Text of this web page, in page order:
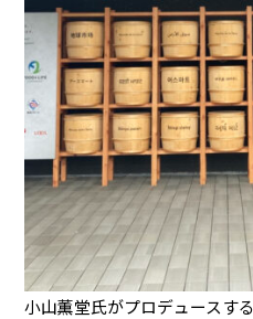
小山薫堂氏がプロデュースす